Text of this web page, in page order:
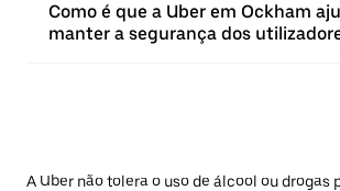
Como é que a Uber em Ockham
manter a segurança dos
A Uber não tolera o uso de álcool ou drogas